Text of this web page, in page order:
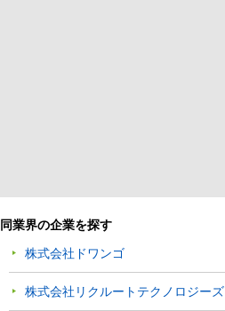
同業界の企業を探す
株式会社ドワンゴ
株式会社リクルートテクノロジーズ